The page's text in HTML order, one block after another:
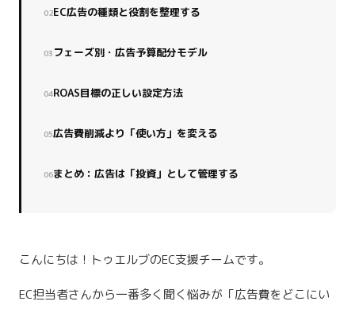
EC広告の種類と役割を整理する
フェーズ別・広告予算配分モデル
ROAS目標の正しい設定方法
広告費削減より「使い方」を変える
まとめ：広告は「投資」として管理する
こんにちは！トゥエルブのEC支援チームです。
EC担当者さんから一番多く聞く悩みが「広告費をどこにい